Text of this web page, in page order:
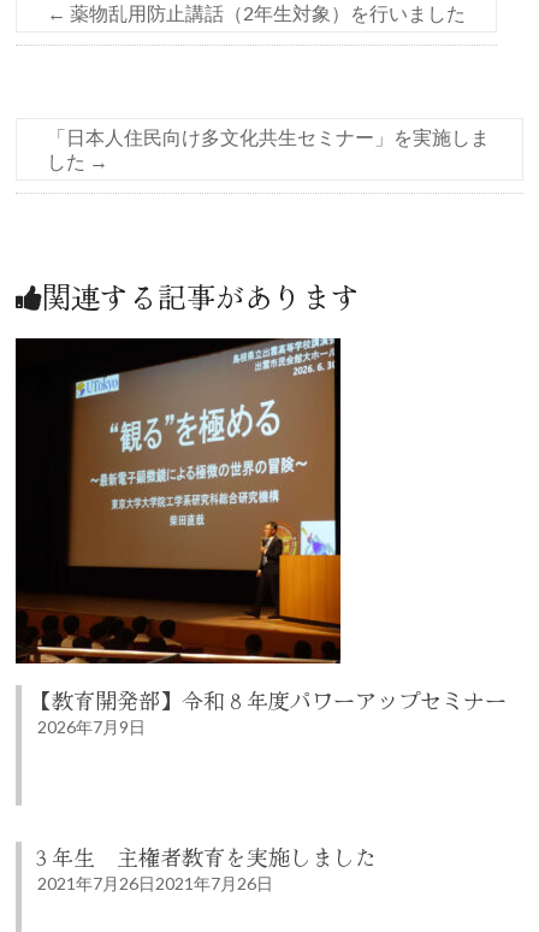
← 薬物乱用防止講話（2年生対象）を行いました
「日本人住民向け多文化共生セミナー」を実施しま
した →
関連する記事があります
【教育開発部】令和８年度パワーアップセミナー
2026年7月9日
３年生 主権者教育を実施しました
2021年7月26日2021年7月26日